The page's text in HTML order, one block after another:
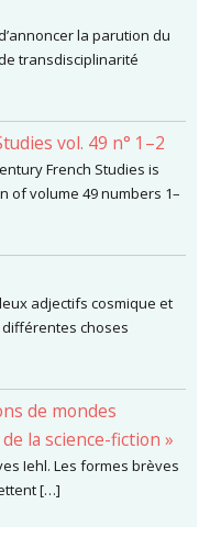
la parution du
transdisciplinarité
vol. 49 n° 1–2
French Studies is
of volume 49 numbers 1–
adjectifs cosmique et
différentes choses
de mondes
la science-fiction »
Iehl. Les formes brèves
[…]